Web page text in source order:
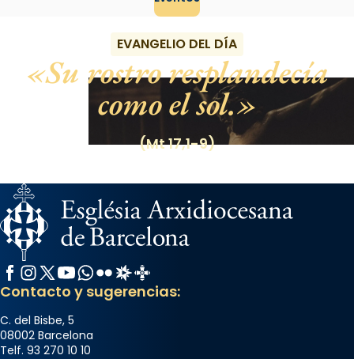
EVANGELIO DEL DÍA
Su rostro resplandecía
como el sol.
(Mt 17,1-9)
Facebook
Instagram
X / Twitter
YouTube
WhatsApp
FlickrRadio Estel
Catalunya Cristiana
Contacto y sugerencias:
C. del Bisbe, 5
08002 Barcelona
Telf. 93 270 10 10